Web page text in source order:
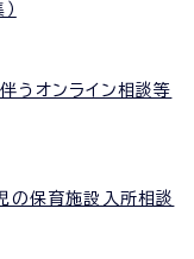
うオンライン相談等
の保育施設入所相談